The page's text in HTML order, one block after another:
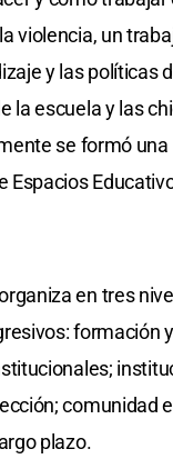
violencia, un
y las políticas
la escuela y las
se formó
Espacios
en tres
formación
comunidad
plazo.